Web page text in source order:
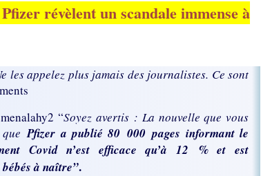
révèlent un scandale immense à
les appelez plus jamais des journalistes. Ce sont
“Soyez avertis : La nouvelle que vous
Pfizer a publié 80 000 pages informant le
Covid n’est efficace qu’à 12 % et est
à naître”.